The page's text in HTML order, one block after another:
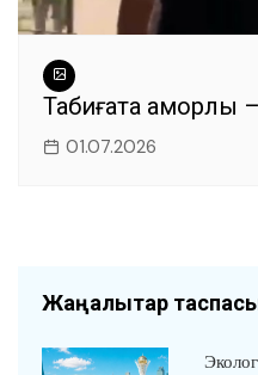
Табиғатқа
01.07.2026
Жаңалықтар